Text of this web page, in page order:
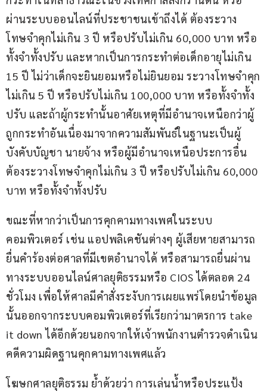
ผ่านระบบออนไลน์ที่ประชาชนเข้าถึงได้ ต้องระวาง
โทษจำคุกไม่เกิน 3 ปี หรือปรับไม่เกิน 60,000 บาท หรือ
ทั้งจำทั้งปรับ และหากเป็นการกระทำต่อเด็กอายุไม่เกิน
15 ปี ไม่ว่าเด็กจะยินยอมหรือไม่ยินยอม ระวางโทษจำคุก
ไม่เกิน 5 ปี หรือปรับไม่เกิน 100,000 บาท หรือทั้งจำทั้ง
ปรับ และถ้าผู้กระทำนั้นอาศัยเหตุที่มีอำนาจเหนือกว่าผู้
ถูกกระทำอันเนื่องมาจากความสัมพันธ์ในฐานะเป็นผู้
บังคับบัญชา นายจ้าง หรือผู้มีอำนาจเหนือประการอื่น
ต้องระวางโทษจำคุกไม่เกิน 3 ปี หรือปรับไม่เกิน 60,000
บาท หรือทั้งจำทั้งปรับ
ขณะที่หากว่าเป็นการคุกคามทางเพศในระบบ
คอมพิวเตอร์ เช่น แอปพลิเคชันต่างๆ ผู้เสียหายสามารถ
ยื่นคำร้องต่อศาลที่มีเขตอำนาจได้ หรือสามารถยื่นผ่าน
ทางระบบออนไลน์ศาลยุติธรรมหรือ CIOS ได้ตลอด 24
ชั่วโมง เพื่อให้ศาลมีคำสั่งระงับการเผยแพร่โดยนำข้อมูล
นั้นออกจากระบบคอมพิวเตอร์ที่เรียกว่ามาตรการ take
it down ได้อีกด้วยนอกจากให้เจ้าพนักงานตำรวจดำเนิน
คดีความผิดฐานคุกคามทางเพศแล้ว
โฆษกศาลยุติธรรม ย้ำด้วยว่า การเล่นน้ำหรือประแป้ง